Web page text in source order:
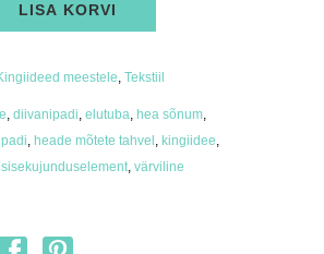
LISA KORVI
meestele, Tekstiil
, diivanipadi, elutuba, hea sõnum,
, heade mõtete tahvel , kingiidee,
sisekujunduselement, värviline